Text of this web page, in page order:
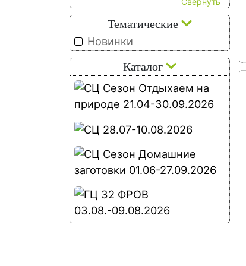
Тематические
Новинки
Каталог